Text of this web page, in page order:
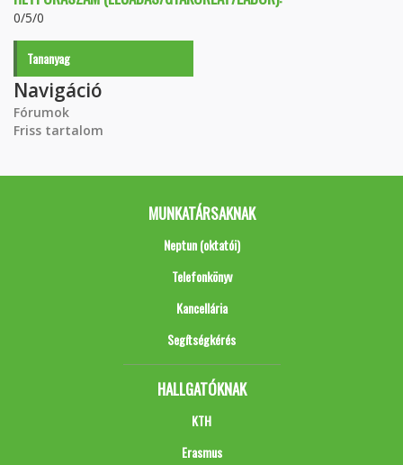
0/5/0
Tananyag
Navigáció
Fórumok
Friss tartalom
MUNKATÁRSAKNAK
Neptun (oktatói)
Telefonkönyv
Kancellária
Segítségkérés
HALLGATÓKNAK
KTH
Erasmus